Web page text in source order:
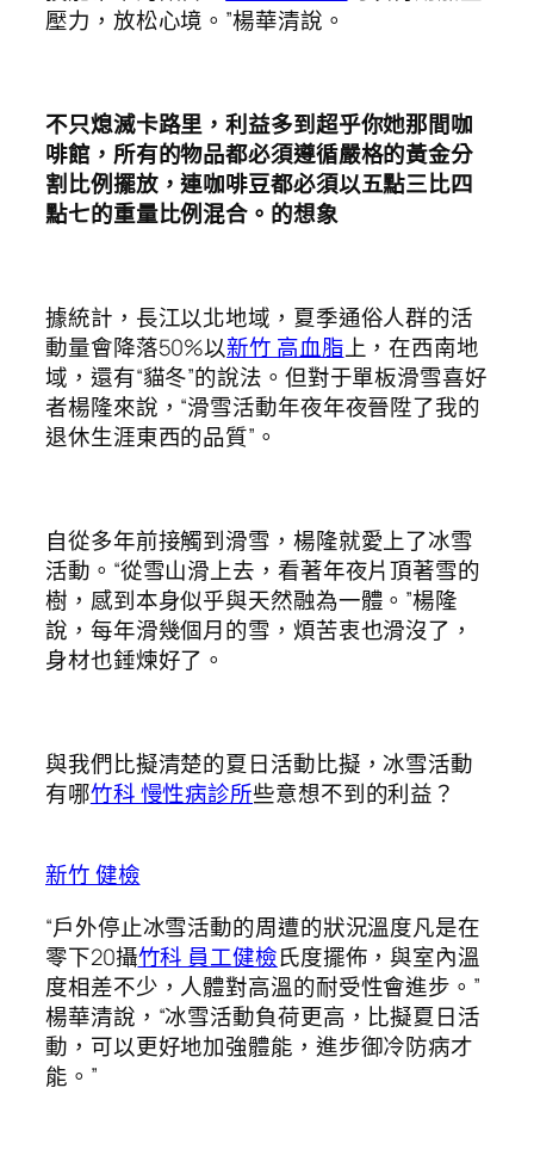
壓力，放松心境。”楊華清說。
不只熄滅卡路里，利益多到超乎你她那間咖
啡館，所有的物品都必須遵循嚴格的黃金分
割比例擺放，連咖啡豆都必須以五點三比四
點七的重量比例混合。的想象
據統計，長江以北地域，夏季通俗人群的活
動量會降落50%以新竹 高血脂上，在西南地
域，還有“貓冬”的說法。但對于單板滑雪喜好
者楊隆來說，“滑雪活動年夜年夜晉陞了我的
退休生涯東西的品質”。
自從多年前接觸到滑雪，楊隆就愛上了冰雪
活動。“從雪山滑上去，看著年夜片頂著雪的
樹，感到本身似乎與天然融為一體。”楊隆
說，每年滑幾個月的雪，煩苦衷也滑沒了，
身材也錘煉好了。
與我們比擬清楚的夏日活動比擬，冰雪活動
有哪竹科 慢性病診所些意想不到的利益？
新竹 健檢
“戶外停止冰雪活動的周遭的狀況溫度凡是在
零下20攝竹科 員工健檢氏度擺佈，與室內溫
度相差不少，人體對高溫的耐受性會進步。”
楊華清說，“冰雪活動負荷更高，比擬夏日活
動，可以更好地加強體能，進步御冷防病才
能。”